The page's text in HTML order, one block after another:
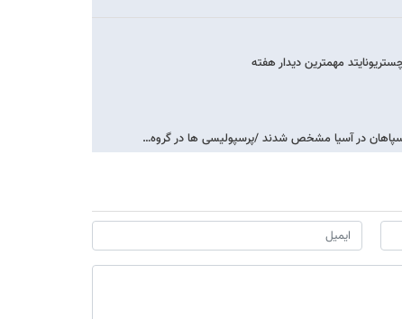
مهمترین دیدار هفته
در آسیا مشخص شدند /پرسپولیسی ها در گروه…